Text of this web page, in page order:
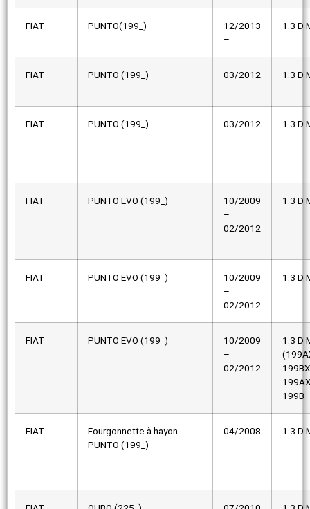
FIAT PUNTO(199_)
12/2013
–
1.3 D
FIAT PUNTO (199_)
03/2012
–
1.3 D
FIAT PUNTO (199_)
03/2012
–
1.3 D
FIAT PUNTO EVO (199_)
10/2009
–
02/2012
1.3 D
FIAT PUNTO EVO (199_)
10/2009
–
02/2012
1.3 D
FIAT PUNTO EVO (199_)
10/2009
–
02/2012
1.3 D
199B
FIAT
Fourgonnette à hayon
PUNTO (199_)
04/2008
–
1.3 D